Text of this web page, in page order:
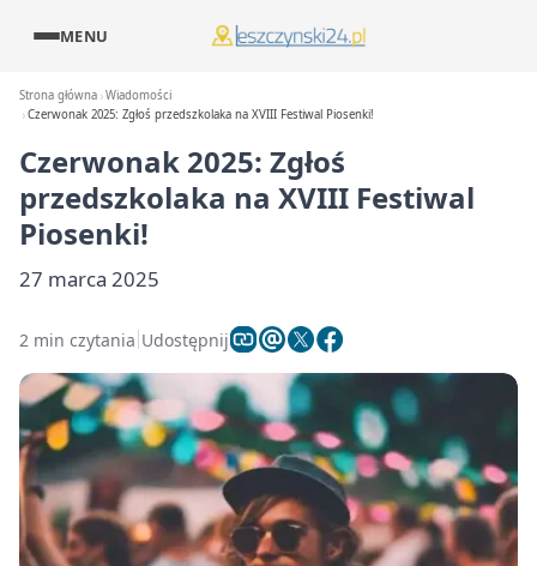
MENU
Strona główna Wiadomości
Czerwonak 2025: Zgłoś przedszkolaka na XVIII Festiwal Piosenki!
Czerwonak 2025: Zgłoś
przedszkolaka na XVIII Festiwal
Piosenki!
27 marca 2025
2 min czytania Udostępnij